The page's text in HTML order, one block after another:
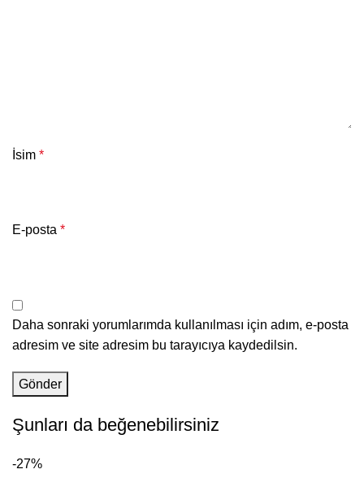
İsim *
E-posta *
Daha sonraki yorumlarımda kullanılması için adım, e-posta
adresim ve site adresim bu tarayıcıya kaydedilsin.
Şunları da beğenebilirsiniz
-27%